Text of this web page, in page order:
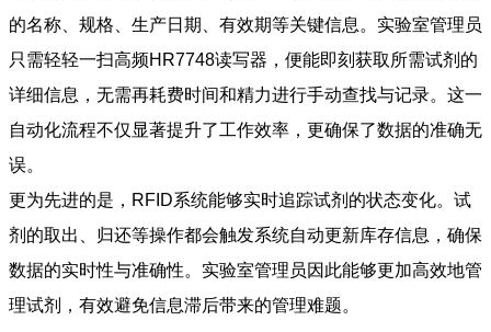
的名称、规格、生产日期、有效期等关键信息。实验室管理员
只需轻轻一扫高频HR7748读写器，便能即刻获取所需试剂的
详细信息，无需再耗费时间和精力进行手动查找与记录。这一
自动化流程不仅显著提升了工作效率，更确保了数据的准确无
误。
更为先进的是，RFID系统能够实时追踪试剂的状态变化。试
剂的取出、归还等操作都会触发系统自动更新库存信息，确保
数据的实时性与准确性。实验室管理员因此能够更加高效地管
理试剂，有效避免信息滞后带来的管理难题。